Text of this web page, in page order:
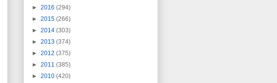
► 2016 (294)
► 2015 (266)
► 2014 (303)
► 2013 (374)
► 2012 (375)
► 2011 (385)
► 2010 (420)